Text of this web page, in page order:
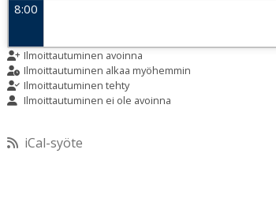
8:00
9:00
10:00
11:00
Ilmoittautuminen avoinna
Ilmoittautuminen alkaa myöhemmin
Ilmoittautuminen tehty
Ilmoittautuminen ei ole avoinna
iCal-syöte